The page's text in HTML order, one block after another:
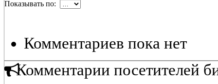
Показывать по:
Комментариев пока нет
Комментарии посетителей